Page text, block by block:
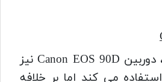
همانند نسخه قبلی، دوربین Canon EOS 90D نیز
از سنسور APS-C استفاده می کند اما بر خلافه